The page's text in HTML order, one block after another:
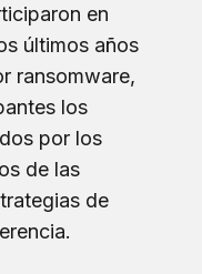
en
últimos años
ransomware,
los
por los
de las
de